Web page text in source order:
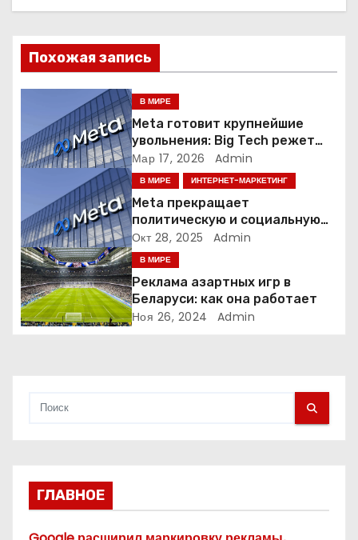
а
ц
и
п
з
а
п
и
Похожая запись
В МИРЕ
Meta готовит крупнейшие
увольнения: Big Tech режет
людей ради искусственного
интеллекта
Мар 17, 2026 Admin
В МИРЕ ИНТЕРНЕТ-МАРКЕТИНГ
Meta прекращает
политическую и социальную
рекламу в ЕС. Почему это
меняет рынок цифровой
рекламы?
Окт 28, 2025 Admin
В МИРЕ
Реклама азартных игр в
Беларуси: как она работает
Ноя 26, 2024 Admin
ГЛАВНОЕ